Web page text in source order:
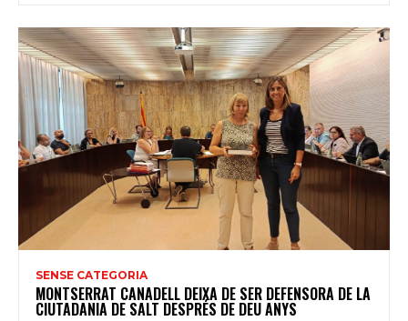
SENSE CATEGORIA
MONTSERRAT CANADELL DEIXA DE SER DEFENSORA DE LA
CIUTADANIA DE SALT DESPRÉS DE DEU ANYS